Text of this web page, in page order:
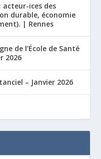
acteur-ices des
durable, économie
| Rennes
de l’École de Santé
2026
– Janvier 2026